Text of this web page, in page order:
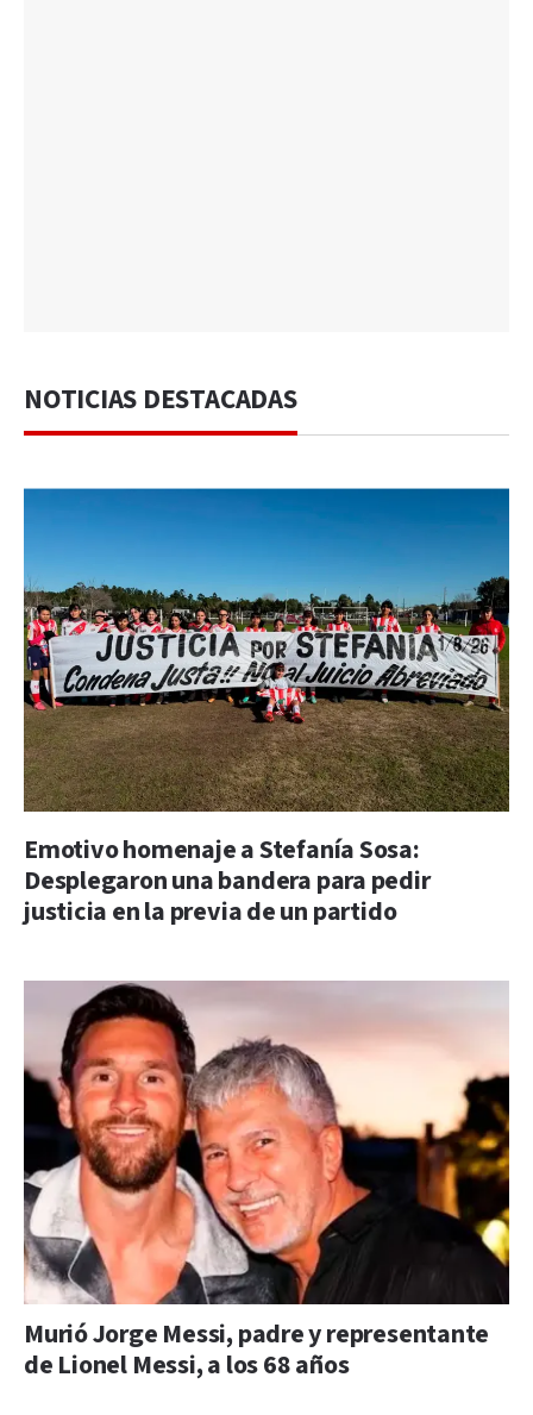
NOTICIAS DESTACADAS
Emotivo homenaje a Stefanía Sosa:
Desplegaron una bandera para pedir
justicia en la previa de un partido
Murió Jorge Messi, padre y representante
de Lionel Messi, a los 68 años